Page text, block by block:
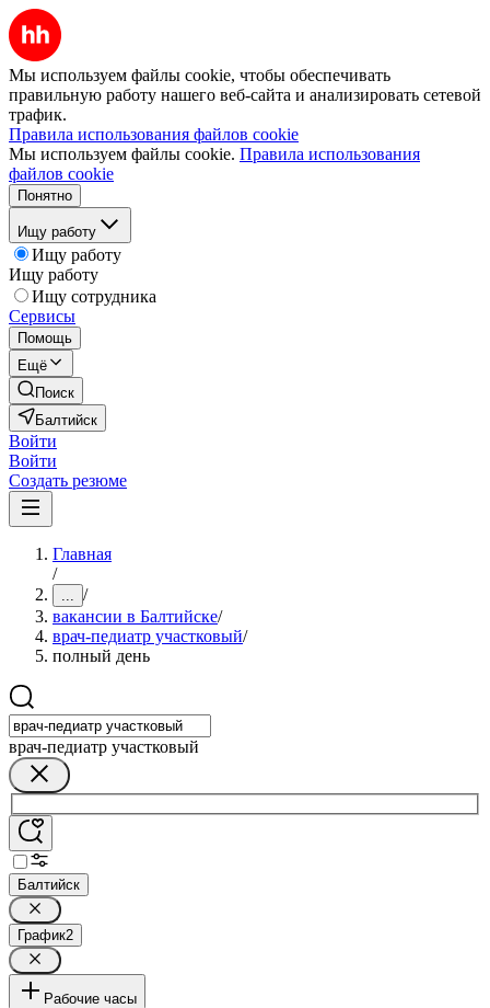
Мы используем файлы cookie, чтобы обеспечивать
правильную работу нашего веб-сайта и анализировать сетевой
трафик.
Правила использования файлов cookie
Мы используем файлы cookie. Правила использования
файлов cookie
Понятно
Ищу работу
Ищу работу
Ищу работу
Ищу сотрудника
Сервисы
Помощь
Ещё
Поиск
Балтийск
Войти
Войти
Создать резюме
Главная
/
... /
вакансии в Балтийске/
врач-педиатр участковый/
полный день
врач-педиатр участковый
Балтийск
График2
Рабочие часы